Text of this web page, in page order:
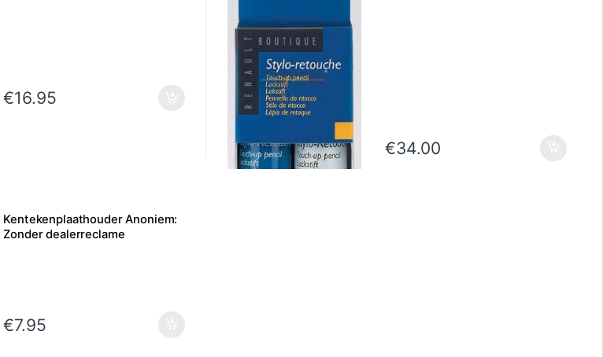
€16.95
€34.00
Kentekenplaathouder Anoniem:
Zonder dealerreclame
€7.95